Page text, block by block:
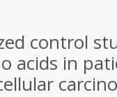
control
acids in